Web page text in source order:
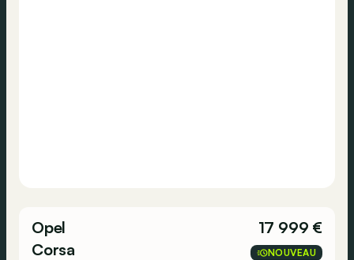
Opel
Corsa
17 999 €
NOUVEAU